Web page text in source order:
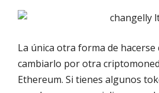
La única otra forma de hacerse
cambiarlo por otra
Ethereum. Si tienes algunos